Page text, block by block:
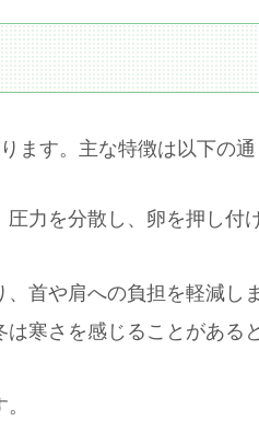
ます。主な特徴は以下の通
力を分散し、卵を押し付
首や肩への負担を軽減しま
寒さを感じることがある